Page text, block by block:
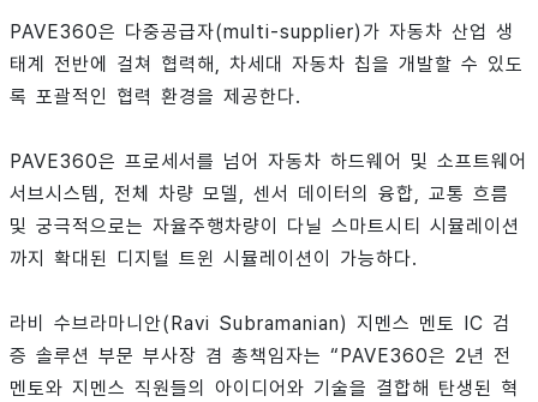
PAVE360은 다중공급자(multi-supplier)가 자동차 산업 생
태계 전반에 걸쳐 협력해, 차세대 자동차 칩을 개발할 수 있도
록 포괄적인 협력 환경을 제공한다.
PAVE360은 프로세서를 넘어 자동차 하드웨어 및 소프트웨어
서브시스템, 전체 차량 모델, 센서 데이터의 융합, 교통 흐름
및 궁극적으로는 자율주행차량이 다닐 스마트시티 시뮬레이션
까지 확대된 디지털 트윈 시뮬레이션이 가능하다.
라비 수브라마니안(Ravi Subramanian) 지멘스 멘토 IC 검
증 솔루션 부문 부사장 겸 총책임자는 “PAVE360은 2년 전
멘토와 지멘스 직원들의 아이디어와 기술을 결합해 탄생된 혁